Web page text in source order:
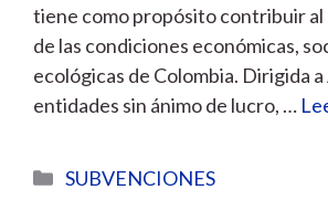
tiene como propósito contribuir
de las condiciones económicas,
ecológicas de Colombia. Dirigida
entidades sin ánimo de lucro, …
Categorías
SUBVENCIONES